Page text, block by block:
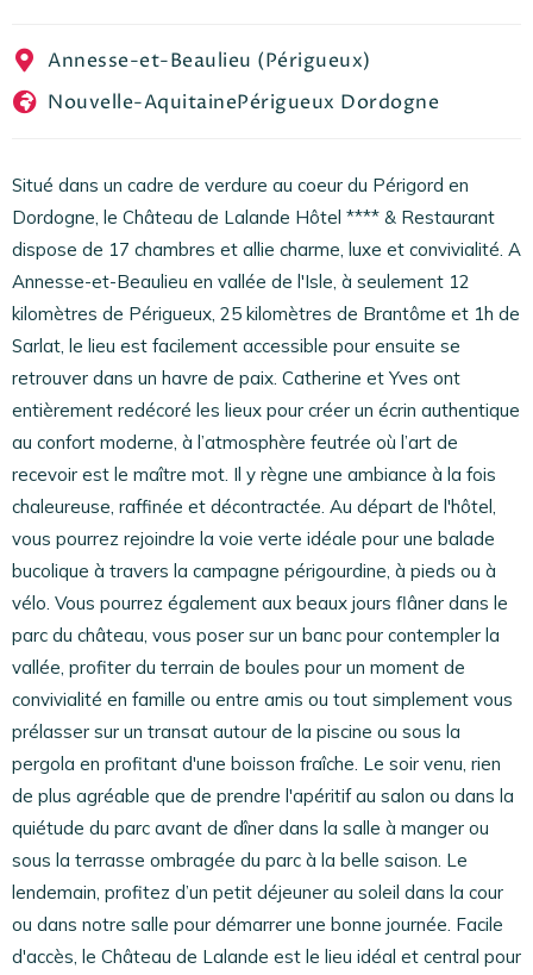
Annesse-et-Beaulieu (Périgueux)
Nouvelle-AquitainePérigueux Dordogne
Situé dans un cadre de verdure au coeur du Périgord en
Dordogne, le Château de Lalande Hôtel **** & Restaurant
dispose de 17 chambres et allie charme, luxe et convivialité. A
Annesse-et-Beaulieu en vallée de l'Isle, à seulement 12
kilomètres de Périgueux, 25 kilomètres de Brantôme et 1h de
Sarlat, le lieu est facilement accessible pour ensuite se
retrouver dans un havre de paix. Catherine et Yves ont
entièrement redécoré les lieux pour créer un écrin authentique
au confort moderne, à l’atmosphère feutrée où l’art de
recevoir est le maître mot. Il y règne une ambiance à la fois
chaleureuse, raffinée et décontractée. Au départ de l'hôtel,
vous pourrez rejoindre la voie verte idéale pour une balade
bucolique à travers la campagne périgourdine, à pieds ou à
vélo. Vous pourrez également aux beaux jours flâner dans le
parc du château, vous poser sur un banc pour contempler la
vallée, profiter du terrain de boules pour un moment de
convivialité en famille ou entre amis ou tout simplement vous
prélasser sur un transat autour de la piscine ou sous la
pergola en profitant d'une boisson fraîche. Le soir venu, rien
de plus agréable que de prendre l'apéritif au salon ou dans la
quiétude du parc avant de dîner dans la salle à manger ou
sous la terrasse ombragée du parc à la belle saison. Le
lendemain, profitez d’un petit déjeuner au soleil dans la cour
ou dans notre salle pour démarrer une bonne journée. Facile
d'accès, le Château de Lalande est le lieu idéal et central pour